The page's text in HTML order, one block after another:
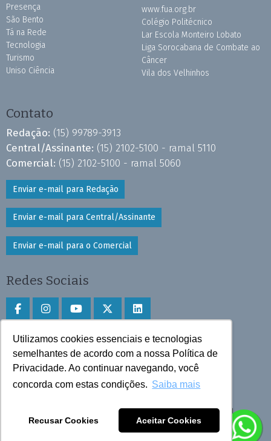
Utilizamos cookies essenciais e tecnologias
semelhantes de acordo com a nossa Política de
Privacidade. Ao continuar navegando, você
concorda com estas condições. Saiba mais
Recusar Cookies Aceitar Cookies
Presença
São Bento
Tá na Rede
Tecnologia
Turismo
Uniso Ciência
www.fua.org.br
Colégio Politécnico
Lar Escola Monteiro Lobato
Liga Sorocabana de Combate ao
Câncer
Vila dos Velhinhos
Contato
Redação: (15) 99789-3913
Central/Assinante: (15) 2102-5100 - ramal 5110
Comercial: (15) 2102-5100 - ramal 5060
Enviar e-mail para Redação
Enviar e-mail para Central/Assinante
Enviar e-mail para o Comercial
Redes Sociais
Faça download do aplicativo
Play Store e App Store
Todos os direitos reservados © 2025 Cruzeiro do Sul